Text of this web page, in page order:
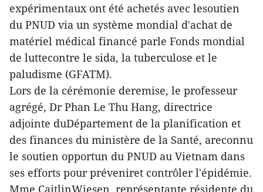
expérimentaux ont été achetés avec lesoutien
du PNUD via un système mondial d'achat de
matériel médical financé parle Fonds mondial
de luttecontre le sida, la tuberculose et le
paludisme (GFATM).
Lors de la cérémonie deremise, le professeur
agrégé, Dr Phan Le Thu Hang, directrice
adjointe duDépartement de la planification et
des finances du ministère de la Santé, areconnu
le soutien opportun du PNUD au Vietnam dans
ses efforts pour préveniret contrôler l'épidémie.
Mme CaitlinWiesen, représentante résidente du